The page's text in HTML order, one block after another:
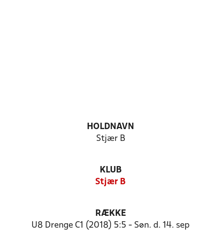
HOLDNAVN
Stjær B
KLUB
Stjær B
RÆKKE
U8 Drenge C1 (2018) 5:5 - Søn. d. 14. sep